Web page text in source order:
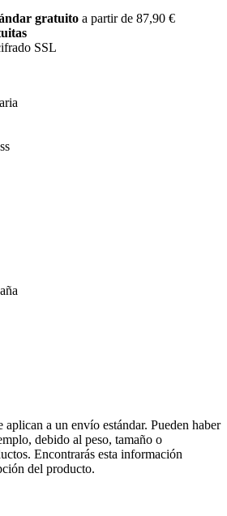
gratuito a partir de 87,90 €
SSL
aplican a un envío estándar. Pueden haber
debido al peso, tamaño o
Encontrarás esta información
del producto.